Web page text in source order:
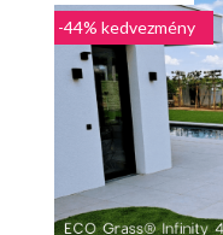
-44% kedvezmény